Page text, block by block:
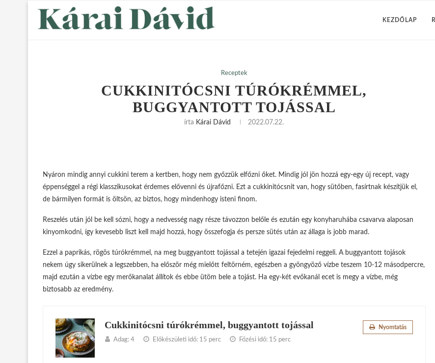
KEZDŐLAP
Receptek
CUKKINITÓCSNI TÚRÓKRÉMMEL,
BUGGYANTOTT TOJÁSSAL
írta Kárai Dávid 2022.07.22.
Nyáron mindig annyi cukkini terem a kertben, hogy nem győzzük elfőzni őket. Mindig jól jön hozzá egy-egy új recept, vagy
éppenséggel a régi klasszikusokat érdemes elővenni és újrafőzni. Ezt a cukkinitócsnit van, hogy sütőben, fasírtnak készítjük el,
de bármilyen formát is öltsön, az biztos, hogy mindenhogy isteni finom.
Reszelés után jól be kell sózni, hogy a nedvesség nagy része távozzon belőle és ezután egy konyharuhába csavarva alaposan
kinyomkodni, így kevesebb liszt kell majd hozzá, hogy összefogja és persze sütés után az állaga is jobb marad.
Ezzel a paprikás, rögös túrókrémmel, na meg buggyantott tojással a tetején igazai fejedelmi reggeli. A buggyantott tojások
nekem úgy sikerülnek a legszebben, ha először még mielőtt feltörném, egészben a gyöngyöző vízbe teszem 10-12 másodpercre,
majd ezután a vízbe egy merőkanalat állítok és ebbe ütöm bele a tojást. Ha egy-két evőkanál ecet is megy a vízbe, még
biztosabb az eredmény.
Cukkinitócsni túrókrémmel, buggyantott tojással Nyomtatás
Adag: 4 Előkészületi idő: 15 perc Főzési idő: 15 perc